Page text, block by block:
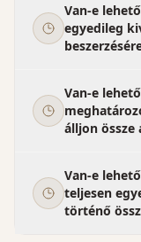
Van-e
egyedileg
Van-e
álljon
Van-e
teljesen
történő